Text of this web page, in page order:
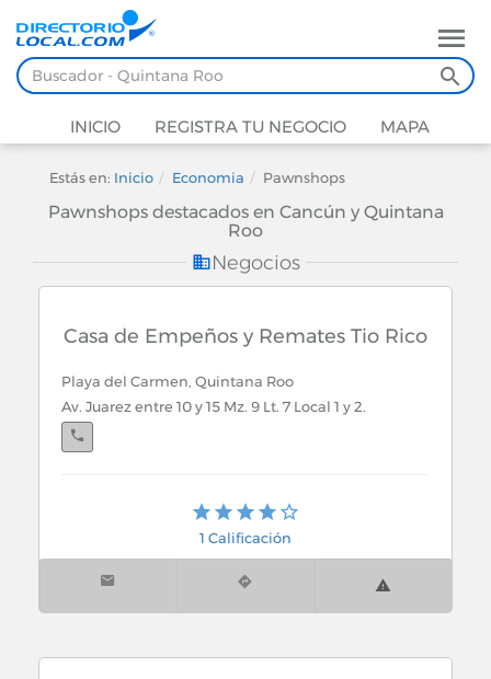
INICIO REGISTRA TU NEGOCIO MAPA
Estás en: Inicio Economia Pawnshops
Pawnshops destacados en Cancún y Quintana
Roo
Negocios
Casa de Empeños y Remates Tio Rico
Playa del Carmen, Quintana Roo
Av. Juarez entre 10 y 15 Mz. 9 Lt. 7 Local 1 y 2.
Playa del Carmen, Quintana Roo
Av. Juárez y 55 Av. Col. Ejidal
30 Av. Calle 18 Col. G. Guerrero
1 Calificación